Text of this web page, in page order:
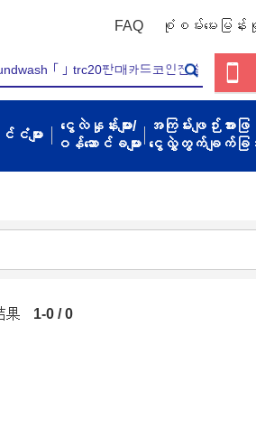
FAQ စုံစမ်းမေးမြန်းမှု
ျား
ငွေလဲနှုန်းများ/
ဝန်ဆောင်ခများ
အကြမ်းဖျဉ်းအားဖ
ငွေလွှဲတွက်ချက်ခြ
果 1-0 / 0